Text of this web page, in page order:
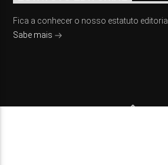
Fica a conhecer o nosso estatuto editorial
Sabe mais